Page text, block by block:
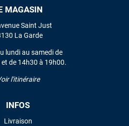
MAGASIN
Saint Just
La Garde
lundi au samedi de
de 14h30 à 19h00.
l'itinéraire
INFOS
Livraison
TOUS LES AVIS